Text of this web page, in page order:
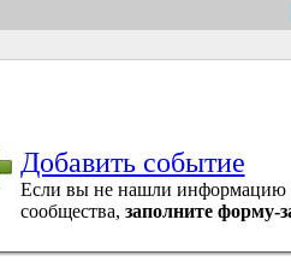
Добавить событие
Если вы не нашли информацию
сообщества, заполните форму-